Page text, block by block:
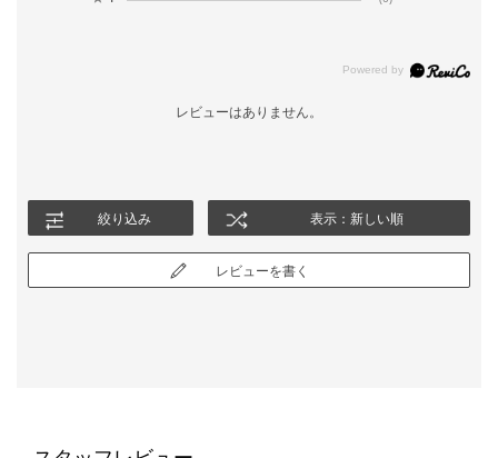
レビューはありません。
絞り込み 表示：新しい順
レビューを書く